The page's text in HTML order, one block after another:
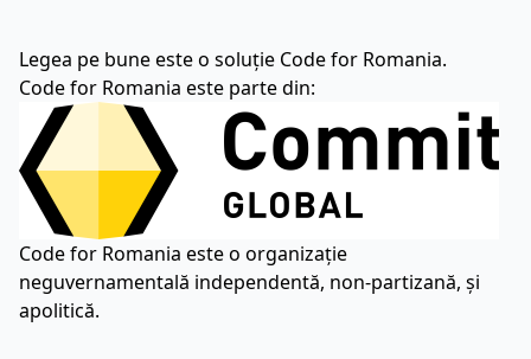
Legea pe bune este o soluție Code for Romania.
Code for Romania este parte din:
Code for Romania este o organizație
neguvernamentală independentă, non-partizană, și
apolitică.